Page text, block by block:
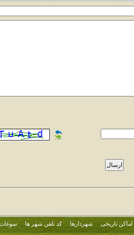
اماکن تاریخی شهردارها کد تلفن شهر ها